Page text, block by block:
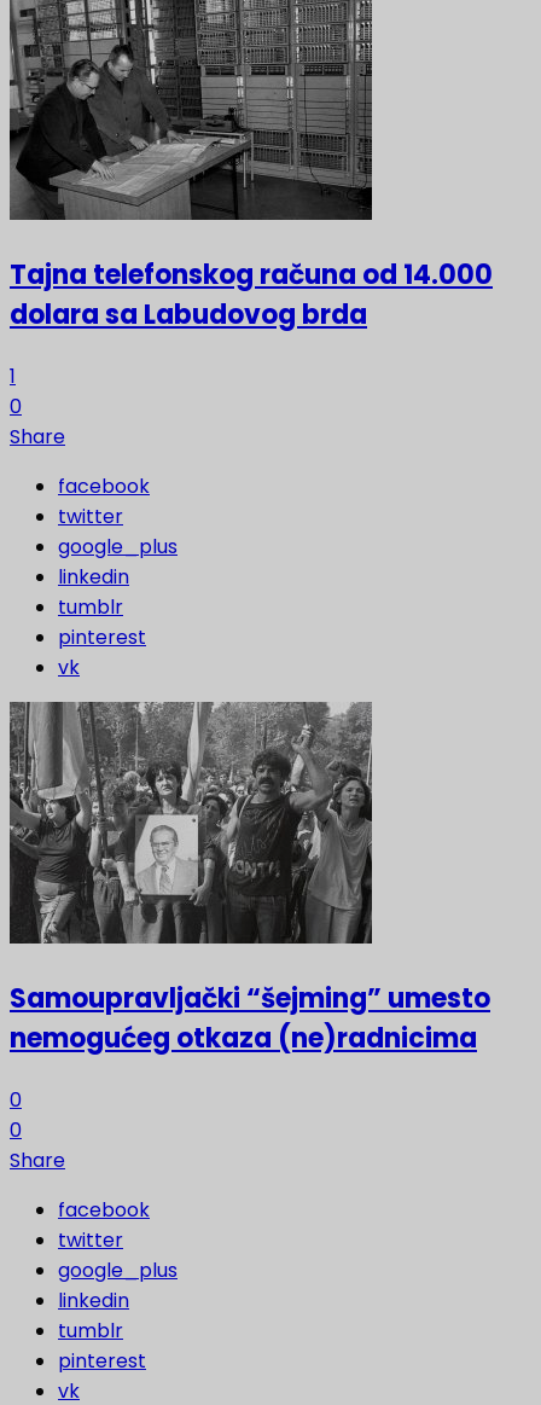
Tajna telefonskog računa od 14.000
dolara sa Labudovog brda
1
0
Share
facebook
twitter
google_plus
linkedin
tumblr
pinterest
vk
Samoupravljački “šejming” umesto
nemogućeg otkaza (ne)radnicima
0
0
Share
facebook
twitter
google_plus
linkedin
tumblr
pinterest
vk